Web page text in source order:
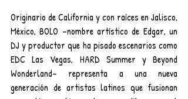
Originario de California y con raíces en Jalisco,
México, BOLO –nombre artístico de Edgar, un
DJ y productor que ha pisado escenarios como
EDC Las Vegas, HARD Summer y Beyond
Wonderland– representa a una nueva
generación de artistas latinos que fusionan